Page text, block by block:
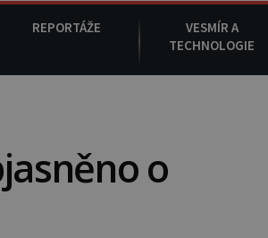
REPORTÁŽE
VESMÍR A
TECHNOLOGIE
o